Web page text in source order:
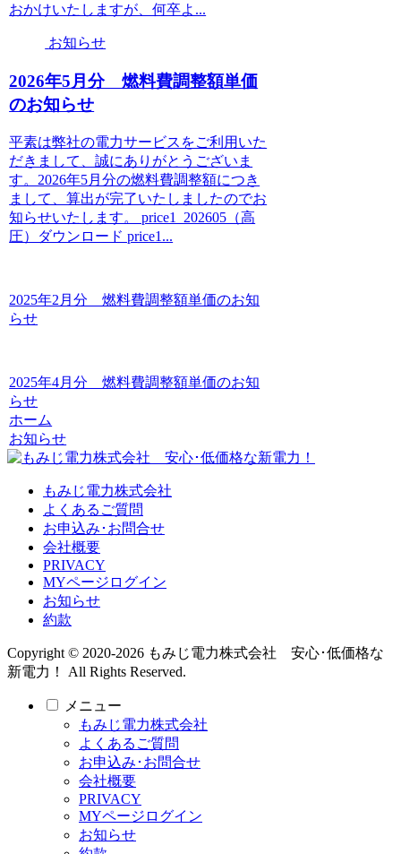
おかけいたしますが、何卒よ...
お知らせ
2026年5月分 燃料費調整額単価
のお知らせ
平素は弊社の電力サービスをご利用いた
だきまして、誠にありがとうございま
す。2026年5月分の燃料費調整額につき
まして、算出が完了いたしましたのでお
知らせいたします。 price1_202605（高
圧）ダウンロード price1...
2025年2月分 燃料費調整額単価のお知
らせ
2025年4月分 燃料費調整額単価のお知
らせ
ホーム
お知らせ
もみじ電力株式会社
よくあるご質問
お申込み･お問合せ
会社概要
PRIVACY
MYページログイン
お知らせ
約款
Copyright © 2020-2026 もみじ電力株式会社 安心･低価格な
新電力！ All Rights Reserved.
メニュー
もみじ電力株式会社
よくあるご質問
お申込み･お問合せ
会社概要
PRIVACY
MYページログイン
お知らせ